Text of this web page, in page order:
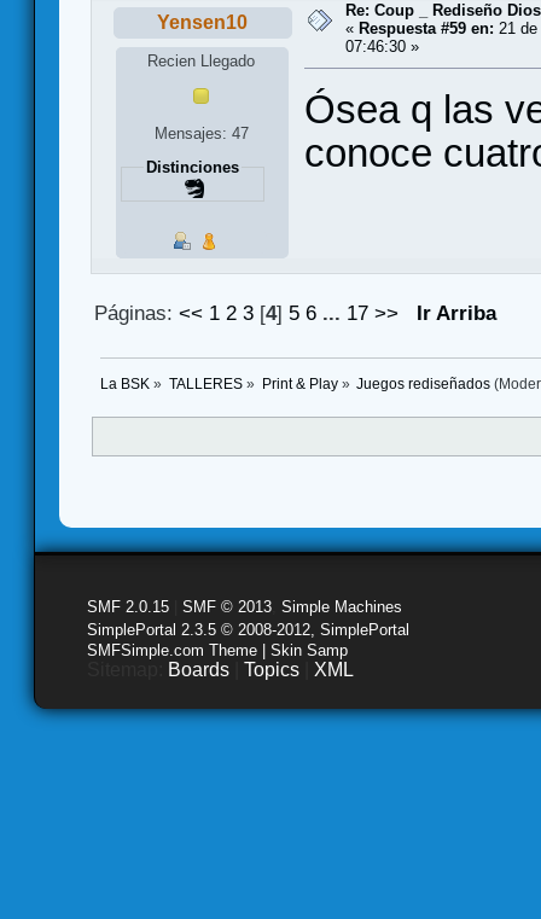
Yensen10
Recien Llegado
Mensajes: 47
Distinciones
Re: Coup _ Rediseño
« Respuesta #59 en: 21 de
07:46:30 »
Ósea q las
conoce
Páginas:<< 1 2 3 [4] 5 6 ... 17 >> Ir Arriba
La BSK » TALLERES» Print & Play» Juegos rediseñados
SMF 2.0.15 SMF © 2013 Simple Machines
SimplePortal 2.3.5 © 2008-2012, SimplePortal
SMFSimple.com Theme | Skin Samp
Boards Topics XML